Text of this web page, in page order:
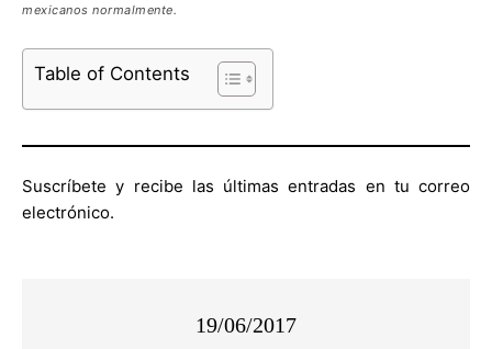
mexicanos normalmente.
Table of Contents
Suscríbete y recibe las últimas entradas en tu correo
electrónico.
19/06/2017